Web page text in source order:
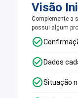
Visão
Complemente a
possui algum
Dados
Situação